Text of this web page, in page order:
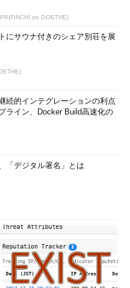
PR(FINCHI on GOETHE)
にサウナ付きのシェア別荘を展
続的インテグレーションの利点
ライン、Docker Build高速化の
「デジタル署名」とは